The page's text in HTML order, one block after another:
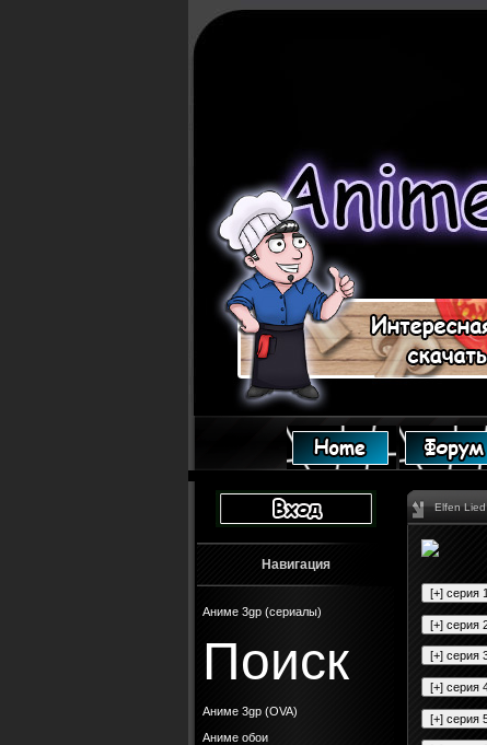
Навигация
Аниме 3gp (сериалы)
Поиск
Аниме 3gp (OVA)
Аниме обои
Elfen Lied